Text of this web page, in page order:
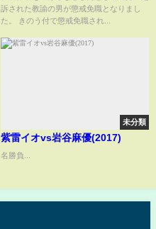
加｜TBS NEWS DIG
訴された教諭の男が懲戒免職となりまし
た。 きのう付で懲戒免職され...
未分類
紫雷イオvs岩谷麻優(2017)
名勝負...